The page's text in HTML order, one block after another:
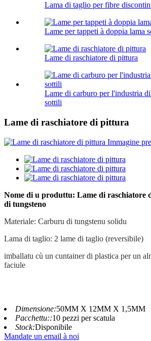
Lama di taglio per fibre
Lame per tappeti à doppia lama
Lame di raschiatore di pittura
Lame di carburo per l'industria
sottili
Lame di raschiatore di pittura
Nome di u produttu: Lame di raschiatore
di tungsteno
Materiale: Carburu di tungstenu solidu
Lama di taglio: 2 lame di taglio (reversibile)
imballatu cù un cuntainer di plastica per un
faciule
Dimensione:50MM X 12MM X 1,5MM
Pacchettu::10 pezzi per scatula
Stock:Disponibile
Mandate un email à noi